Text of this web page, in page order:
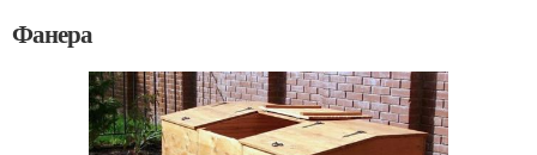
Фанера